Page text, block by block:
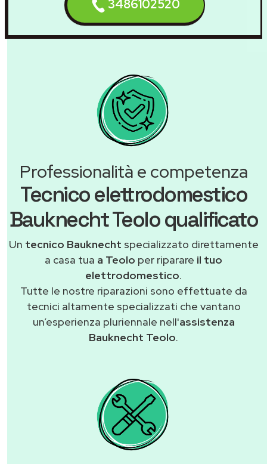
3486102520
Professionalità e competenza
Tecnico elettrodomestico
Bauknecht Teolo qualificato
Un tecnico Bauknecht specializzato direttamente
a casa tua a Teolo per riparare il tuo
elettrodomestico.
Tutte le nostre riparazioni sono effettuate da
tecnici altamente specializzati che vantano
un’esperienza pluriennale nell'assistenza
Bauknecht Teolo.